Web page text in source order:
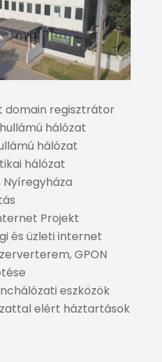
domain regisztrátor
hálózat
hálózat
hálózat
Projekt
és üzleti internet
GPON
eszközök
elért háztartások